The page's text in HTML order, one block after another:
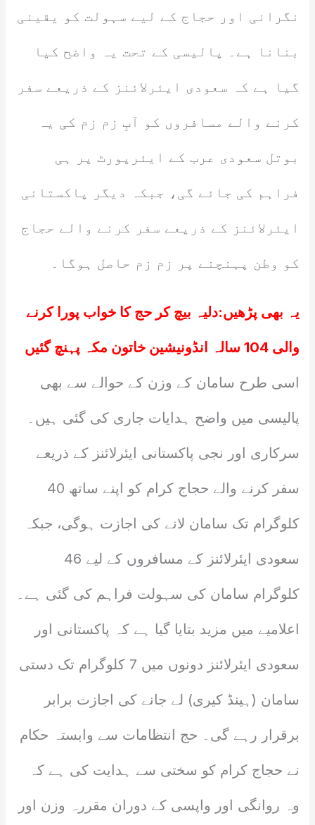
نگرانی اور حجاج کے لیے سہولت کو یقینی
بنانا ہے۔ پالیسی کے تحت یہ واضح کیا
گیا ہے کہ سعودی ایئرلائنز کے ذریعے سفر
کرنے والے مسافروں کو آبِ زم زم کی یہ
بوتل سعودی عرب کے ایئرپورٹ پر ہی
فراہم کی جائے گی، جبکہ دیگر پاکستانی
ایئرلائنز کے ذریعے سفر کرنے والے حجاج
کو وطن پہنچنے پر زم زم حاصل ہوگا۔
یہ بھی پڑھیں:دلیہ بیچ کر حج کا خواب پورا کرنے
والی 104 سالہ انڈونیشین خاتون مکہ پہنچ گئیں
اسی طرح سامان کے وزن کے حوالے سے بھی
پالیسی میں واضح ہدایات جاری کی گئی ہیں۔
سرکاری اور نجی پاکستانی ایئرلائنز کے ذریعے
سفر کرنے والے حجاج کرام کو اپنے ساتھ 40
کلوگرام تک سامان لانے کی اجازت ہوگی، جبکہ
سعودی ایئرلائنز کے مسافروں کے لیے 46
کلوگرام سامان کی سہولت فراہم کی گئی ہے۔
اعلامیے میں مزید بتایا گیا ہے کہ پاکستانی اور
سعودی ایئرلائنز دونوں میں 7 کلوگرام تک دستی
سامان (ہینڈ کیری) لے جانے کی اجازت برابر
برقرار رہے گی۔ حج انتظامات سے وابستہ حکام
نے حجاج کرام کو سختی سے ہدایت کی ہے کہ
وہ روانگی اور واپسی کے دوران مقررہ وزن اور